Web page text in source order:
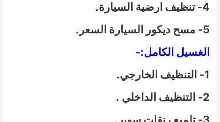
4- تنظيف ارضية السيارة.
5- مسح ديكور السيارة السعر.
الغسيل الكامل:-
1- التنظيف الخارجي.
2- التنظيف الداخلي .